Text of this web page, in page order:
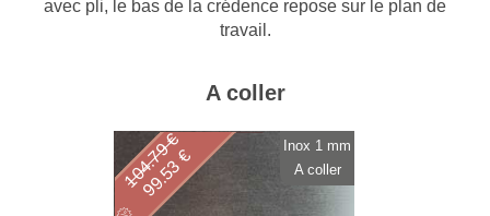
avec pli, le bas de la crédence repose sur le plan de
travail.
A coller
99.53 €
104.79 €
Inox 1 mm
A coller